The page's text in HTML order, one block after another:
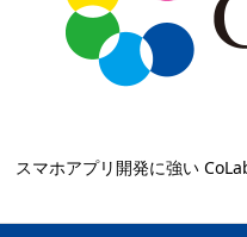
スマホアプリ開発に強い